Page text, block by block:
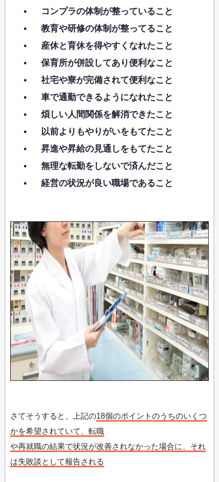
コンプラの体制が整っていること
教育や研修の体制が整ってること
産休と育休を得やすくなれたこと
保育所が併設してあり便利なこと
社宅や寮が完備されて便利なこと
車で通勤できるようになれたこと
煩しい人間関係を解消できたこと
以前よりもやりがいをもてたこと
昇進や昇給の見通しをもてたこと
無理な転勤をしないで済んだこと
経営の状況が良い職場であること
さてそうすると、上記の18個のポイントのうちのいくつ
かを希望されていて、転職
や再就職の結果で状況が改善されなかった場合に、それ
は失敗談として報告される